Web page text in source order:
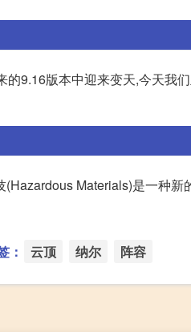
9.16版本中迎来变天,今天我
Materials)是一种
： 云顶 纳尔 阵容